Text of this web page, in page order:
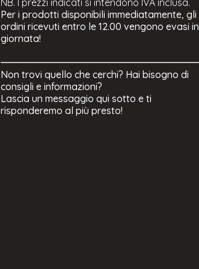
Per i prodotti disponibili immediatamente, gli
ordini ricevuti entro le 12.00 vengono evasi in
giornata!
Non trovi quello che cerchi? Hai bisogno di
consigli e informazioni?
Lascia un messaggio qui sotto e ti
risponderemo al più presto!